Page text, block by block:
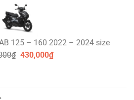
125 – 160 2022 – 2024 size
₫ 430,000₫